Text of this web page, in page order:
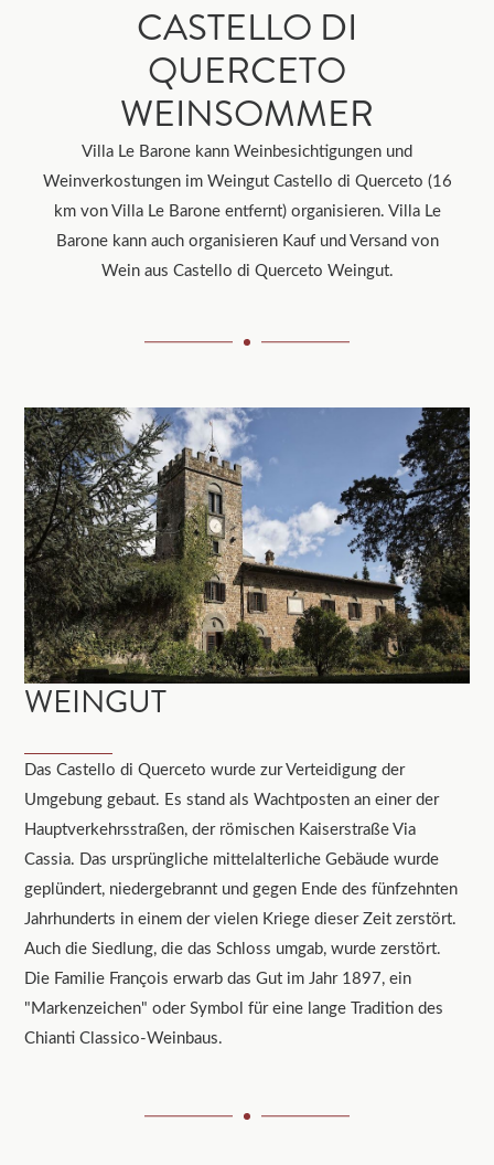
CASTELLO DI
QUERCETO
WEINSOMMER
Villa Le Barone kann Weinbesichtigungen und
Weinverkostungen im Weingut Castello di Querceto (16
km von Villa Le Barone entfernt) organisieren. Villa Le
Barone kann auch organisieren Kauf und Versand von
Wein aus Castello di Querceto Weingut.
WEINGUT
Das Castello di Querceto wurde zur Verteidigung der
Umgebung gebaut. Es stand als Wachtposten an einer der
Hauptverkehrsstraßen, der römischen Kaiserstraße Via
Cassia. Das ursprüngliche mittelalterliche Gebäude wurde
geplündert, niedergebrannt und gegen Ende des fünfzehnten
Jahrhunderts in einem der vielen Kriege dieser Zeit zerstört.
Auch die Siedlung, die das Schloss umgab, wurde zerstört.
Die Familie François erwarb das Gut im Jahr 1897, ein
"Markenzeichen" oder Symbol für eine lange Tradition des
Chianti Classico-Weinbaus.